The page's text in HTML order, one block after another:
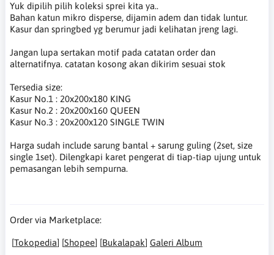
Yuk dipilih pilih koleksi sprei kita ya..
Bahan katun mikro disperse, dijamin adem dan tidak luntur.
Kasur dan springbed yg berumur jadi kelihatan jreng lagi.
Jangan lupa sertakan motif pada catatan order dan
alternatifnya. catatan kosong akan dikirim sesuai stok
Tersedia size:
Kasur No.1 : 20x200x180 KING
Kasur No.2 : 20x200x160 QUEEN
Kasur No.3 : 20x200x120 SINGLE TWIN
Harga sudah include sarung bantal + sarung guling (2set, size
single 1set). Dilengkapi karet pengerat di tiap-tiap ujung untuk
pemasangan lebih sempurna.
Order via Marketplace:
[Tokopedia] [Shopee] [Bukalapak] Galeri Album